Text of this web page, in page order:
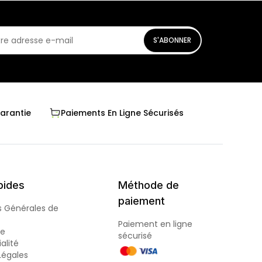
S'ABONNER
Paiements En Ligne Sécurisés
Générales de
Méthode de
paiement
Paiement en ligne
sécurisé